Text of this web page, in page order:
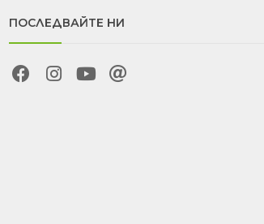
ПОСЛЕДВАЙТЕ НИ